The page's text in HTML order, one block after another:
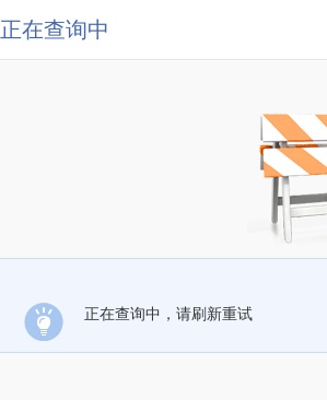
正在查询中
正在查询中，请刷新重试